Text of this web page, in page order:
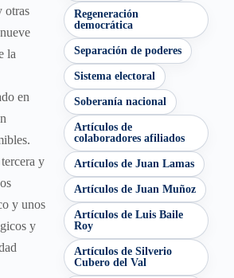
Regeneración
democrática
Separación de poderes
Sistema electoral
Soberanía nacional
Artículos de
colaboradores afiliados
Artículos de Juan Lamas
Artículos de Juan Muñoz
Artículos de Luis Baile
Roy
Artículos de Silverio
Cubero del Val
otras
la
en
y
y unos
y